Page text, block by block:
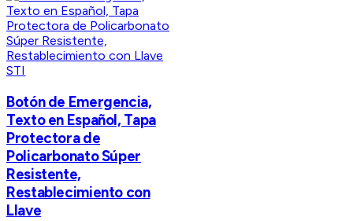
STI
Botón de Emergencia,
Texto en Español, Tapa
Protectora de
Policarbonato Súper
Resistente,
Restablecimiento con
Llave